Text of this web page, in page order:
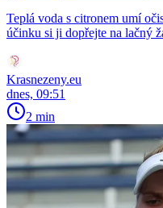
Teplá voda s citronem umí
účinku si ji dopřejte na lačný
Krasnezeny.eu
dnes, 09:51
2 min